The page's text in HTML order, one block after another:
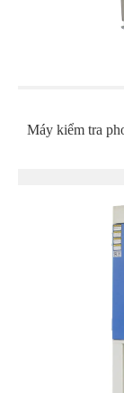
Máy kiểm tra